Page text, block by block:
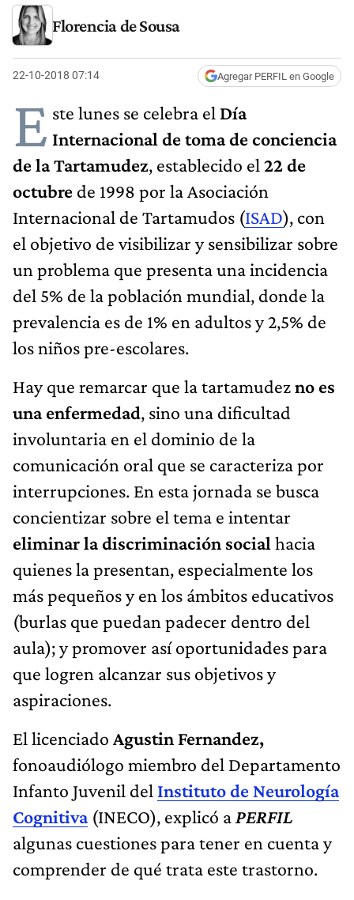
Florencia de Sousa
22-10-2018 07:14 Agregar PERFIL en Google
E ste lunes se celebra el Día
Internacional de toma de conciencia
de la Tartamudez, establecido el 22 de
octubre de 1998 por la Asociación
Internacional de Tartamudos (ISAD), con
el objetivo de visibilizar y sensibilizar sobre
un problema que presenta una incidencia
del 5% de la población mundial, donde la
prevalencia es de 1% en adultos y 2,5% de
los niños pre-escolares.
Hay que remarcar que la tartamudezno es
una enfermedad, sino una dificultad
involuntaria en el dominio de la
comunicación oral que se caracteriza por
interrupciones. En esta jornada se busca
concientizar sobre el tema e intentar
eliminar la discriminación social hacia
quienes la presentan, especialmente los
más pequeños y en los ámbitos educativos
(burlas que puedan padecer dentro del
aula); y promover así oportunidades para
que logren alcanzar sus objetivos y
aspiraciones.
El licenciado Agustin Fernandez,
fonoaudiólogo miembro del Departamento
Infanto Juvenil del Instituto de Neurología
Cognitiva(INECO), explicó aPERFIL
algunas cuestiones para tener en cuenta y
comprender de qué trata este trastorno.